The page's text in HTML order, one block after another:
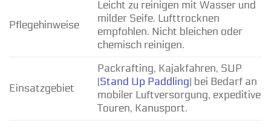
Pflegehinweise
Leicht zu reinigen mit Wasser und
milder Seife. Lufttrocknen
empfohlen. Nicht bleichen oder
chemisch reinigen.
Einsatzgebiet
Packrafting, Kajakfahren, SUP
(Stand Up Paddling) bei Bedarf an
mobiler Luftversorgung, expeditive
Touren, Kanusport.